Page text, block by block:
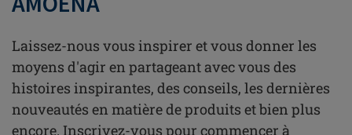
Laissez-nous vous inspirer et vous donner les
moyens d'agir en partageant avec vous des
histoires inspirantes, des conseils, les dernières
nouveautés en matière de produits et bien plus
encore. Inscrivez-vous pour commencer à